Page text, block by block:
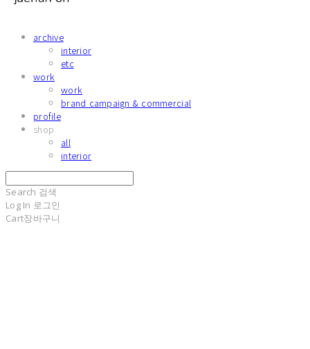
archive
interior
etc
work
work
brand campaign & commercial
profile
shop
all
interior
Search 검색
Log In 로그인
Cart장바구니